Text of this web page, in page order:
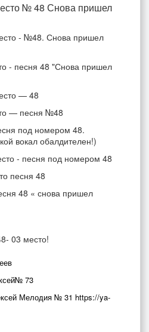
№ 48 Снова пришел
- №48. Снова пришел
- песня 48 "Снова пришел
— 48
— песня №48
под номером 48.
вокал обалдителен!)
- песня под номером 48
песня 48
48 « снова пришел
03 место!
73
Мелодия № 31 https://ya-